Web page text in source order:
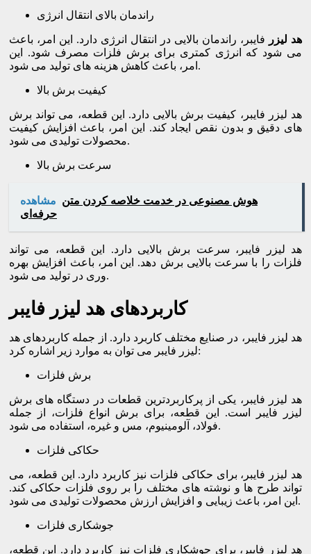
راندمان بالای انتقال انرژی
هد لیزر
فایبر، راندمان بالایی در انتقال انرژی دارد. این امر، باعث
می شود که انرژی کمتری برای برش فلزات مصرف شود. این
امر، باعث کاهش هزینه های تولید می شود.
کیفیت برش بالا
هد لیزر فایبر، کیفیت برش بالایی دارد. این قطعه، می تواند برش
های دقیق و بدون نقص ایجاد کند. این امر، باعث افزایش کیفیت
محصولات تولیدی می شود.
سرعت برش بالا
مشاهده هوش مصنوعی در خدمت خلاصه‌ کردن متن
حرفه‌ای
هد لیزر فایبر، سرعت برش بالایی دارد. این قطعه، می تواند
فلزات را با سرعت بالایی برش دهد. این امر، باعث افزایش بهره
وری در تولید می شود.
کاربردهای هد لیزر فایبر
هد لیزر فایبر، در صنایع مختلف کاربرد دارد. از جمله کاربردهای هد
لیزر فایبر می توان به موارد زیر اشاره کرد:
برش فلزات
هد لیزر فایبر، یکی از پرکاربردترین قطعات در دستگاه های برش
لیزر فایبر است. این قطعه، برای برش انواع فلزات، از جمله
فولاد، آلومینیوم، مس و غیره، استفاده می شود.
حکاکی فلزات
هد لیزر فایبر، برای حکاکی فلزات نیز کاربرد دارد. این قطعه، می
تواند طرح ها و نوشته های مختلف را بر روی فلزات حکاکی کند.
این امر، باعث زیبایی و افزایش ارزش محصولات تولیدی می شود.
جوشکاری فلزات
هد لیزر فایبر، برای جوشکاری فلزات نیز کاربرد دارد. این قطعه،